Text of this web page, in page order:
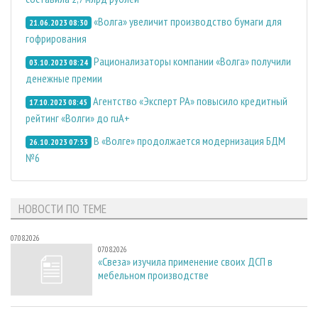
21.06.2023 08:30 «Волга» увеличит производство бумаги для
гофрирования
03.10.2023 08:24 Рационализаторы компании «Волга» получили
денежные премии
17.10.2023 08:45 Агентство «Эксперт РА» повысило кредитный
рейтинг «Волги» до ruА+
26.10.2023 07:53 В «Волге» продолжается модернизация БДМ
№6
НОВОСТИ ПО ТЕМЕ
07.08.2026
07.08.2026
«Свеза» изучила применение своих ДСП в
мебельном производстве